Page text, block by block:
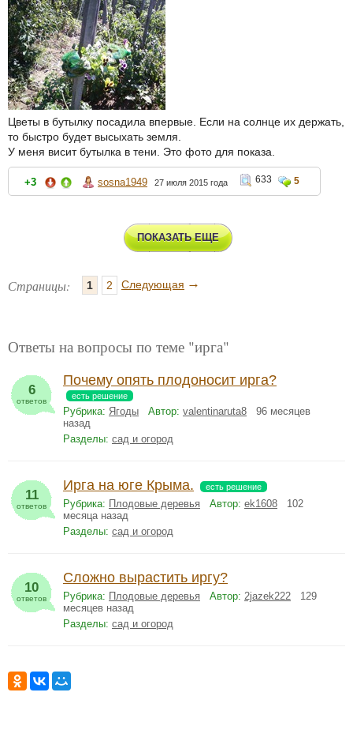
Цветы в бутылку посадила впервые. Если на солнце их держать,
то быстро будет высыхать земля.
У меня висит бутылка в тени. Это фото для показа.
+3 sosna1949 27 июля 2015 года 633 5
ПОКАЗАТЬ ЕЩЕ
Страницы: 1 2 Следующая →
Ответы на вопросы по теме "ирга"
6
ответов
Почему опять плодоносит ирга?
есть решение
Рубрика: Ягоды Автор: valentinaruta8 96 месяцев
назад
Разделы: сад и огород
11
ответов
Ирга на юге Крыма. есть решение
Рубрика: Плодовые деревья Автор: ek1608 102
месяца назад
Разделы: сад и огород
10
ответов
Сложно вырастить иргу?
Рубрика: Плодовые деревья Автор: 2jazek222 129
месяцев назад
Разделы: сад и огород